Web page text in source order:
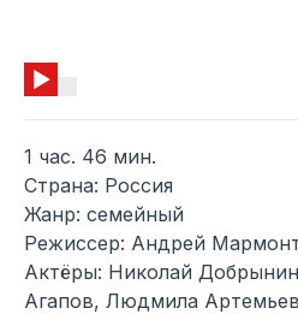
1 час. 46 мин.
Страна: Россия
Жанр: семейный
Режиссер: Андрей
Актёры: Николай
Агапов, Людмила